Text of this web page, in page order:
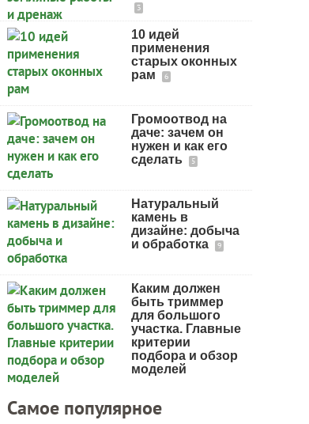
3
10 идей
применения
старых оконных
рам
6
Громоотвод на
даче: зачем он
нужен и как его
сделать
5
Натуральный
камень в
дизайне: добыча
и обработка
9
Каким должен
быть триммер
для большого
участка. Главные
критерии
подбора и обзор
моделей
Самое популярное